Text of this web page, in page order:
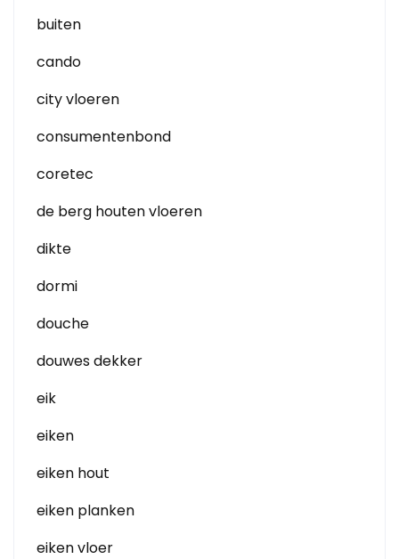
buiten
cando
city vloeren
consumentenbond
coretec
de berg houten vloeren
dikte
dormi
douche
douwes dekker
eik
eiken
eiken hout
eiken planken
eiken vloer